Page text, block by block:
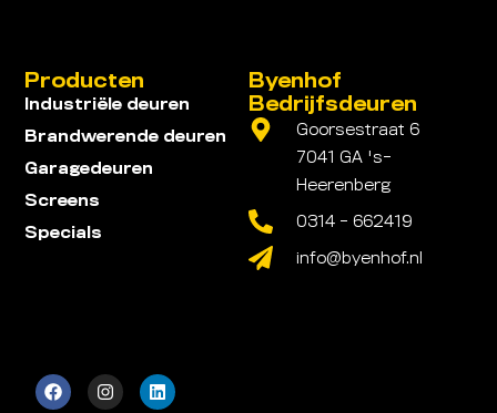
Byenhof
Bedrijfsdeuren
Goorsestraat 6
7041 GA 's-
Heerenberg
0314 - 662419
info@byenhof.nl
Producten
Industriële deuren
Brandwerende deuren
Garagedeuren
Screens
Specials